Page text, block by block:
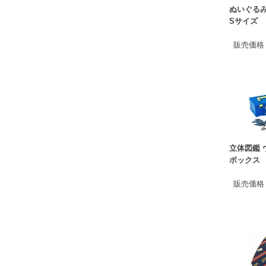
ぬいぐる
Sサイズ
販売価格
立体図鑑
ボックス
販売価格